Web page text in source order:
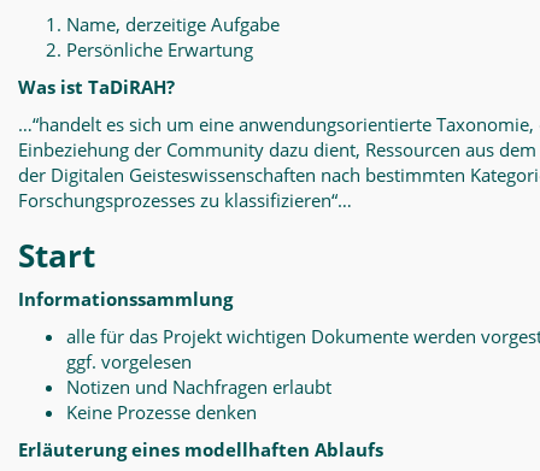
Name, derzeitige Aufgabe
Persönliche Erwartung
Was ist TaDiRAH?
…“handelt es sich um eine anwendungsorientierte
Einbeziehung der Community dazu dient, Ressourcen aus
der Digitalen Geisteswissenschaften nach bestimmten
Forschungsprozesses zu klassifizieren“…
Start
Informationssammlung
alle für das Projekt wichtigen Dokumente werden
ggf. vorgelesen
Notizen und Nachfragen erlaubt
Keine Prozesse denken
Erläuterung eines modellhaften Ablaufs